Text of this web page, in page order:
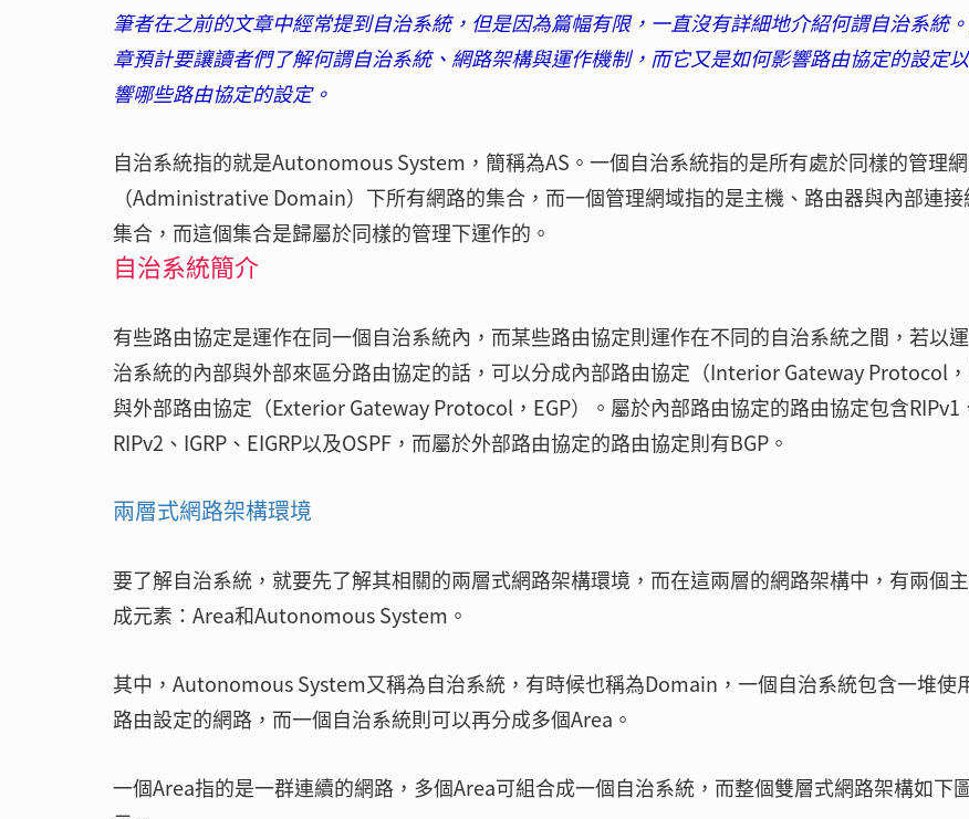
筆者在之前的文章中經常提到自治系統，但是因為篇幅有限，一直沒有詳細地介紹何謂自治系統
章預計要讓讀者們了解何謂自治系統、網路架構與運作機制，而它又是如何影響路由協定的設定
響哪些路由協定的設定。
自治系統指的就是Autonomous System，簡稱為AS。一個自治系統指的是所有處於同樣的管理
（Administrative Domain）下所有網路的集合，而一個管理網域指的是主機、路由器與內部連接
集合，而這個集合是歸屬於同樣的管理下運作的。
自治系統簡介
有些路由協定是運作在同一個自治系統內，而某些路由協定則運作在不同的自治系統之間，若以
治系統的內部與外部來區分路由協定的話，可以分成內部路由協定（Interior Gateway Protocol，
與外部路由協定（Exterior Gateway Protocol，EGP）。屬於內部路由協定的路由協定包含RIPv1
RIPv2、IGRP、EIGRP以及OSPF，而屬於外部路由協定的路由協定則有BGP。
兩層式網路架構環境
要了解自治系統，就要先了解其相關的兩層式網路架構環境，而在這兩層的網路架構中，有兩個
成元素：Area和Autonomous System。
其中，Autonomous System又稱為自治系統，有時候也稱為Domain，一個自治系統包含一堆使
路由設定的網路，而一個自治系統則可以再分成多個Area。
一個Area指的是一群連續的網路，多個Area可組合成一個自治系統，而整個雙層式網路架構如下